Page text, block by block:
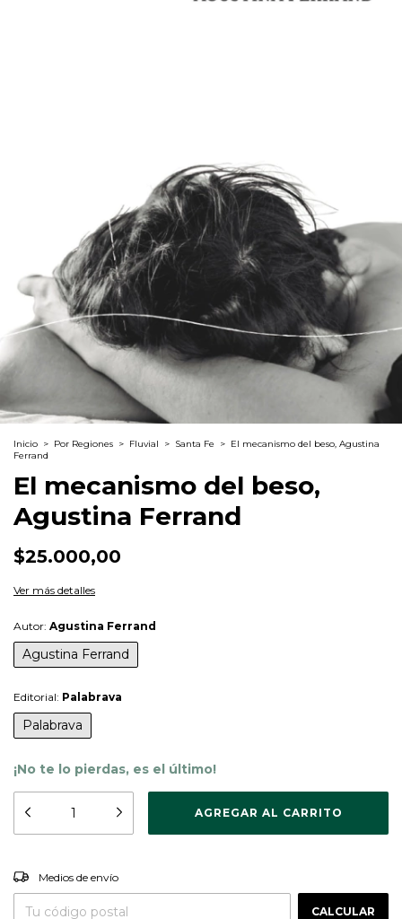
Inicio > Por Regiones > Fluvial > Santa Fe > El mecanismo del beso, Agustina
Ferrand
El mecanismo del beso,
Agustina Ferrand
$25.000,00
Ver más detalles
Autor: Agustina Ferrand
Agustina Ferrand
Editorial: Palabrava
Palabrava
¡No te lo pierdas, es el último!
Entregas para el CP:
Medios de envío
CALCULAR